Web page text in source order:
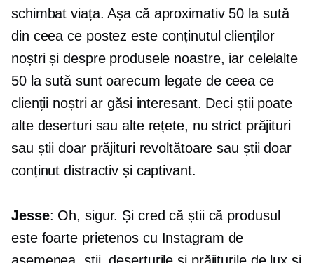
schimbat viața. Așa că aproximativ 50 la sută
din ceea ce postez este conținutul clienților
noștri și despre produsele noastre, iar celelalte
50 la sută sunt oarecum legate de ceea ce
clienții noștri ar găsi interesant. Deci știi poate
alte deserturi sau alte rețete, nu strict prăjituri
sau știi doar prăjituri revoltătoare sau știi doar
conținut distractiv și captivant.
Jesse: Oh, sigur. Și cred că știi că produsul
este foarte prietenos cu Instagram de